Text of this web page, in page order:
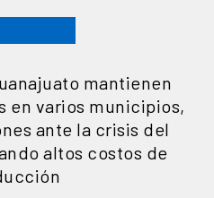
mantienen
en varios municipios,
ante la crisis del
altos costos de